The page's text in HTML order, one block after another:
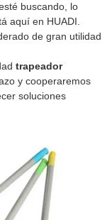
buscando, lo
aquí en HUADI.
de gran utilidad
trapeador
y cooperaremos
soluciones